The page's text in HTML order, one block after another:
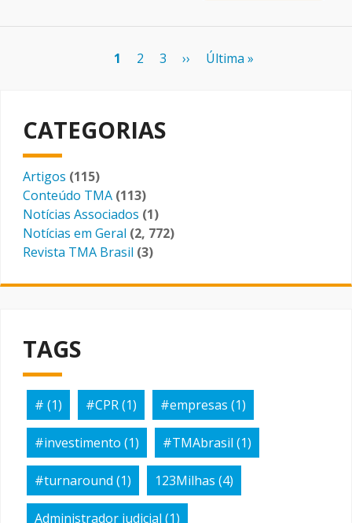
Página
1 Page
2 Page
3
Próxima
››
Última
Última »
CATEGORIAS
Artigos (115)
Conteúdo TMA (113)
Notícias Associados (1)
Notícias em Geral (2, 772)
Revista TMA Brasil (3)
TAGS
# (1) #CPR(1) #empresas (1)
#investimento (1) #TMAbrasil (1)
#turnaround (1) 123Milhas (4)
Administrador judicial (1)